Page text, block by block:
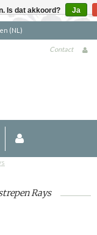
boven €90 (NL)
Contact
Rays
Is dat akkoord? Ja